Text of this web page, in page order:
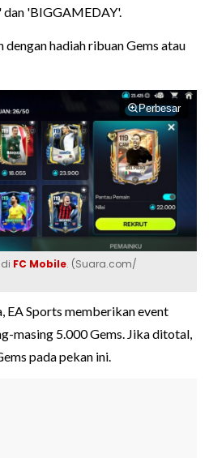
'BIGGAMEDAY'.
hadiah ribuan Gems atau
Perbesar
FC Mobile. (Suara.com/
EA Sports memberikan event
masing 5.000 Gems. Jika ditotal,
pada pekan ini.